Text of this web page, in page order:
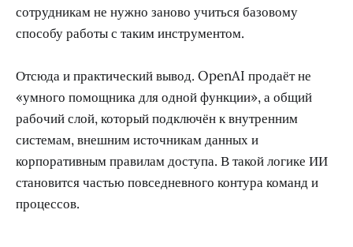
сотрудникам не нужно заново учиться базовому
способу работы с таким инструментом.
Отсюда и практический вывод. OpenAI продаёт не
«умного помощника для одной функции», а общий
рабочий слой, который подключён к внутренним
системам, внешним источникам данных и
корпоративным правилам доступа. В такой логике ИИ
становится частью повседневного контура команд и
процессов.